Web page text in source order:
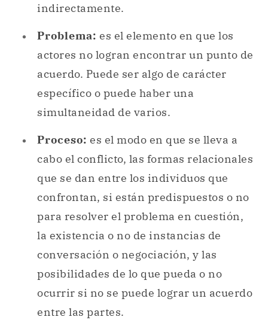
indirectamente.
Problema: es el elemento en que los
actores no logran encontrar un punto de
acuerdo. Puede ser algo de carácter
específico o puede haber una
simultaneidad de varios.
Proceso: es el modo en que se lleva a
cabo el conflicto, las formas relacionales
que se dan entre los individuos que
confrontan, si están predispuestos o no
para resolver el problema en cuestión,
la existencia o no de instancias de
conversación o negociación, y las
posibilidades de lo que pueda o no
ocurrir si no se puede lograr un acuerdo
entre las partes.